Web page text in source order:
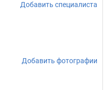
Добавить специалиста
Добавить фотографии